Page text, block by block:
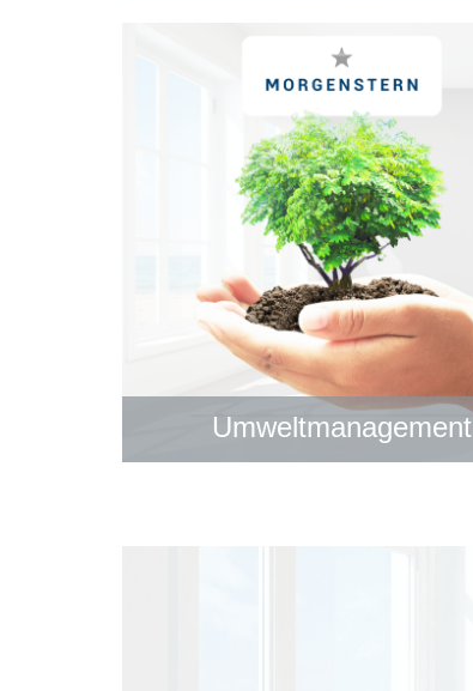
Umweltmanagement